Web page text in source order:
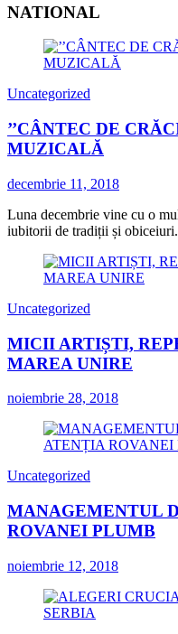
NATIONAL
Uncategorized
’’CÂNTEC DE
MUZICALĂ
decembrie 11, 2018
Luna decembrie vine cu o
iubitorii de tradiții și
Uncategorized
MICII ARTIȘTI,
MAREA UNIRE
noiembrie 28, 2018
Uncategorized
MANAGEMENTUL
ROVANEI PLUMB
noiembrie 12, 2018